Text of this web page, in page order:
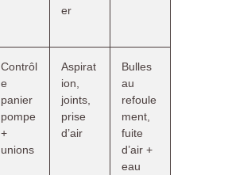
er
Contrôl
e
panier
pompe
+
unions
Aspirat
ion,
joints,
prise
d’air
Bulles
au
refoule
ment,
fuite
d’air +
eau